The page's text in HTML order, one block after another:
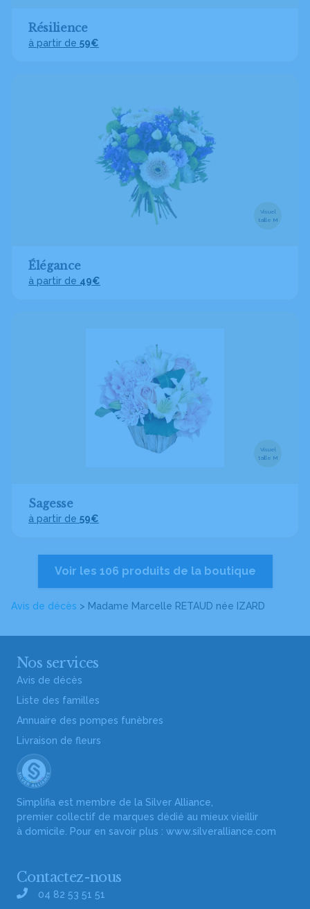
Avis de décès > Madame Marcelle RETAUD née IZARD
Résilience
à partir de 59€
Visuel
taille M
Élégance
à partir de 49€
Visuel
taille M
Sagesse
à partir de 59€
Voir les 106 produits de la boutique
Nos services
Avis de décès
Liste des familles
Annuaire des pompes funèbres
Livraison de fleurs
Simplifia est membre de la Silver Alliance,
premier collectif de marques dédié au mieux vieillir
à domicile. Pour en savoir plus : www.silveralliance.com
Contactez-nous
04 82 53 51 51